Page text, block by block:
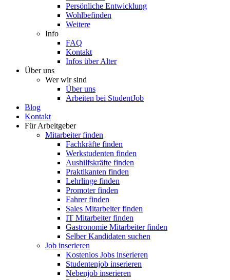
Persönliche Entwicklung
Wohlbefinden
Weitere
Info
FAQ
Kontakt
Infos über Alter
Über uns
Wer wir sind
Über uns
Arbeiten bei StudentJob
Blog
Kontakt
Für Arbeitgeber
Mitarbeiter finden
Fachkräfte finden
Werkstudenten finden
Aushilfskräfte finden
Praktikanten finden
Lehrlinge finden
Promoter finden
Fahrer finden
Sales Mitarbeiter finden
IT Mitarbeiter finden
Gastronomie Mitarbeiter finden
Selber Kandidaten suchen
Job inserieren
Kostenlos Jobs inserieren
Studentenjob inserieren
Nebenjob inserieren